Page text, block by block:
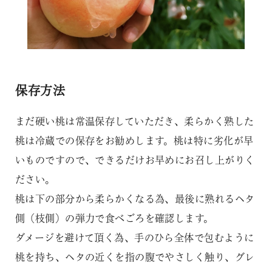
保存方法
まだ硬い桃は常温保存していただき、柔らかく熟した
桃は冷蔵での保存をお勧めします。桃は特に劣化が早
いものですので、できるだけお早めにお召し上がりく
ださい。
桃は下の部分から柔らかくなる為、最後に熟れるヘタ
側（枝側）の弾力で食べごろを確認します。
ダメージを避けて頂く為、手のひら全体で包むように
桃を持ち、ヘタの近くを指の腹でやさしく触り、グレ